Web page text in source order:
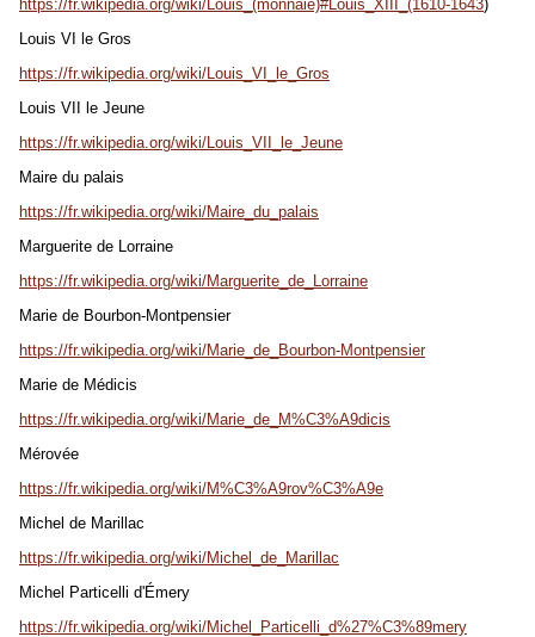
https://fr.wikipedia.org/wiki/Louis_(monnaie)#Louis_XIII_(1610-1643)
Louis VI le Gros
https://fr.wikipedia.org/wiki/Louis_VI_le_Gros
Louis VII le Jeune
https://fr.wikipedia.org/wiki/Louis_VII_le_Jeune
Maire du palais
https://fr.wikipedia.org/wiki/Maire_du_palais
Marguerite de Lorraine
https://fr.wikipedia.org/wiki/Marguerite_de_Lorraine
Marie de Bourbon-Montpensier
https://fr.wikipedia.org/wiki/Marie_de_Bourbon-Montpensier
Marie de Médicis
https://fr.wikipedia.org/wiki/Marie_de_M%C3%A9dicis
Mérovée
https://fr.wikipedia.org/wiki/M%C3%A9rov%C3%A9e
Michel de Marillac
https://fr.wikipedia.org/wiki/Michel_de_Marillac
Michel Particelli d'Émery
https://fr.wikipedia.org/wiki/Michel_Particelli_d%27%C3%89mery